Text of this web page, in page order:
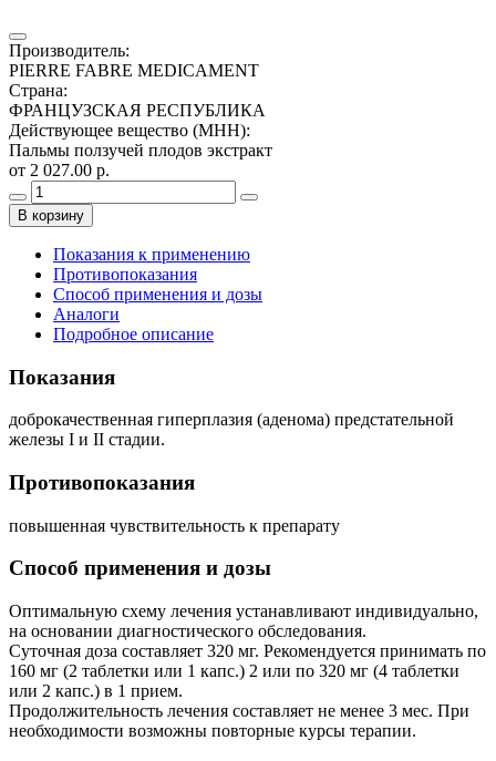
Производитель:
PIERRE FABRE MEDICAMENT
Страна:
ФРАНЦУЗСКАЯ РЕСПУБЛИКА
Действующее вещество (МНН):
Пальмы ползучей плодов экстракт
от 2 027.00 р.
В корзину
Показания к применению
Противопоказания
Способ применения и дозы
Аналоги
Подробное описание
Показания
доброкачественная гиперплазия (аденома) предстательной
железы I и II стадии.
Противопоказания
повышенная чувствительность к препарату
Способ применения и дозы
Оптимальную схему лечения устанавливают индивидуально,
на основании диагностического обследования.
Суточная доза составляет 320 мг. Рекомендуется принимать по
160 мг (2 таблетки или 1 капс.) 2 или по 320 мг (4 таблетки
или 2 капс.) в 1 прием.
Продолжительность лечения составляет не менее 3 мес. При
необходимости возможны повторные курсы терапии.